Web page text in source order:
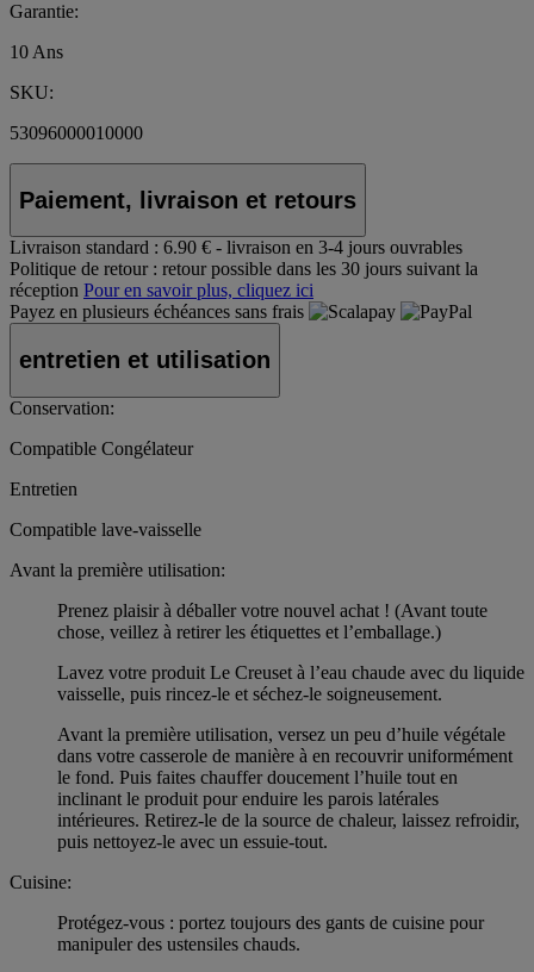
Garantie:
10 Ans
SKU:
53096000010000
Paiement, livraison et retours
Livraison standard : 6.90 € - livraison en 3-4 jours ouvrables
Politique de retour : retour possible dans les 30 jours suivant la
réception Pour en savoir plus, cliquez ici
Payez en plusieurs échéances sans frais
entretien et utilisation
Conservation:
Compatible Congélateur
Entretien
Compatible lave-vaisselle
Avant la première utilisation:
Prenez plaisir à déballer votre nouvel achat ! (Avant toute
chose, veillez à retirer les étiquettes et l’emballage.)
Lavez votre produit Le Creuset à l’eau chaude avec du liquide
vaisselle, puis rincez-le et séchez-le soigneusement.
Avant la première utilisation, versez un peu d’huile végétale
dans votre casserole de manière à en recouvrir uniformément
le fond. Puis faites chauffer doucement l’huile tout en
inclinant le produit pour enduire les parois latérales
intérieures. Retirez-le de la source de chaleur, laissez refroidir,
puis nettoyez-le avec un essuie-tout.
Cuisine:
Protégez-vous : portez toujours des gants de cuisine pour
manipuler des ustensiles chauds.